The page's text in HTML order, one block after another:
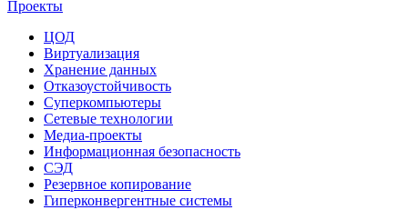
Проекты
ЦОД
Виртуализация
Хранение данных
Отказоустойчивость
Суперкомпьютеры
Сетевые технологии
Медиа-проекты
Информационная безопасность
СЭД
Резервное копирование
Гиперконвергентные системы